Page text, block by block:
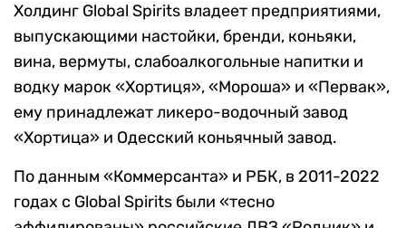
Холдинг Global Spirits владеет предприятиями,
выпускающими настойки, бренди, коньяки,
вина, вермуты, слабоалкогольные напитки и
водку марок «Хортиця», «Мороша» и «Первак»,
ему принадлежат ликеро-водочный завод
«Хортица» и Одесский коньячный завод.
По данным «Коммерсанта» и РБК, в 2011-2022
годах с Global Spirits были «тесно